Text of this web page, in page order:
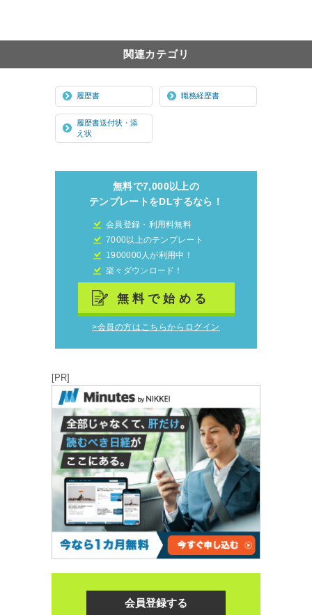
関連カテゴリ
履歴書 職務経歴書
履歴書送付状・添
え状
無料で7,000以上の
テンプレートをDLするなら！
会員登録・利用料無料
7000以上のテンプレート
1900000人が利用中！
楽々ダウンロード！
無料で始める
>会員の方はこちらからログイン
[PR]
会員登録する